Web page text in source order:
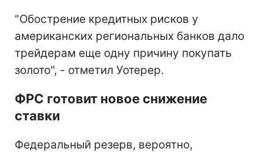
"Обострение кредитных рисков у
американских региональных банков дало
трейдерам еще одну причину покупать
золото", - отметил Уотерер.
ФРС готовит новое снижение
ставки
Федеральный резерв, вероятно,